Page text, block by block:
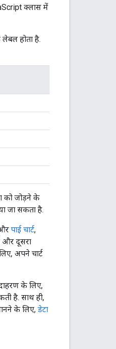
क्लास में
होता है.
को जोड़ने के
जा सकता है.
पाई चार्ट,
और दूसरा
अपने चार्ट
के लिए,
है. साथ ही,
के लिए, डेटा